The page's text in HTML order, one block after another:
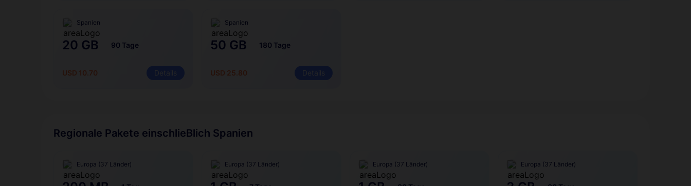
Spanien
20 GB 90 Tage
USD 10.70 Details
Spanien
50 GB 180 Tage
USD 25.80 Details
Regionale Pakete einschlieBlich Spanien
Europa (37 Länder) Europa (37 Länder) Europa (37 Länder) Europa (37 Länder)